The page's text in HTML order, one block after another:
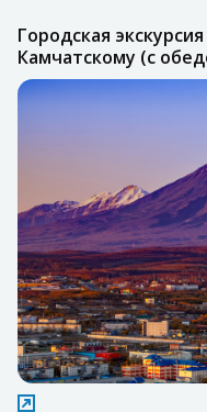
Городская
Камчатскому (с